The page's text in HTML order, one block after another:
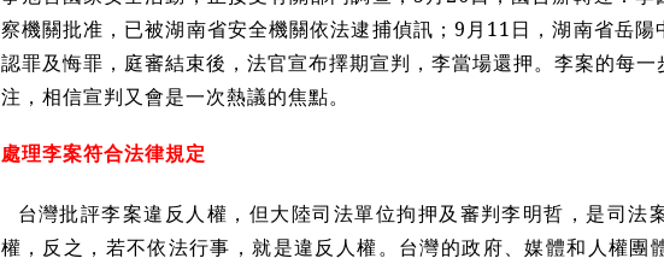
察機關批准，已被湖南省安全機關依法逮捕偵訊；9月11日，湖南省岳
認罪及悔罪，庭審結束後，法官宣布擇期宣判，李當場還押。李案的每
注，相信宣判又會是一次熱議的焦點。
處理李案符合法律規定
台灣批評李案違反人權，但大陸司法單位拘押及審判李明哲，是司法
權，反之，若不依法行事，就是違反人權。台灣的政府、媒體和人權團